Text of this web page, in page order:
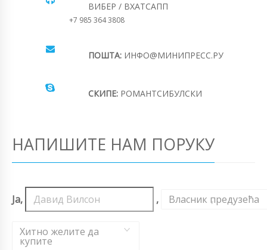
ВИБЕР / ВХАТСАПП
+7 985 364 3808
ПОШТА: ИНФО@МИНИПРЕСС.РУ
СКИПЕ: РОМАНТСИБУЛСКИ
НАПИШИТЕ НАМ ПОРУКУ
Ја, , Власник предузећа
,
Хитно желите да
купите